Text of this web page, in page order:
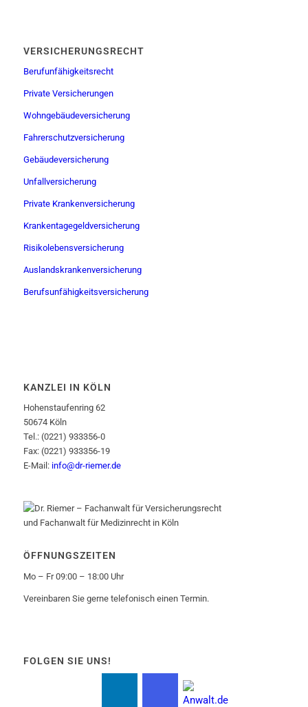
VERSICHERUNGSRECHT
Berufunfähigkeitsrecht
Private Versicherungen
Wohngebäudeversicherung
Fahrerschutzversicherung
Gebäudeversicherung
Unfallversicherung
Private Krankenversicherung
Krankentagegeldversicherung
Risikolebensversicherung
Auslandskrankenversicherung
Berufsunfähigkeitsversicherung
KANZLEI IN KÖLN
Hohenstaufenring 62
50674 Köln
Tel.: (0221) 933356-0
Fax: (0221) 933356-19
E-Mail: info@dr-riemer.de
ÖFFNUNGSZEITEN
Mo – Fr 09:00 – 18:00 Uhr
Vereinbaren Sie gerne telefonisch einen Termin.
FOLGEN SIE UNS!